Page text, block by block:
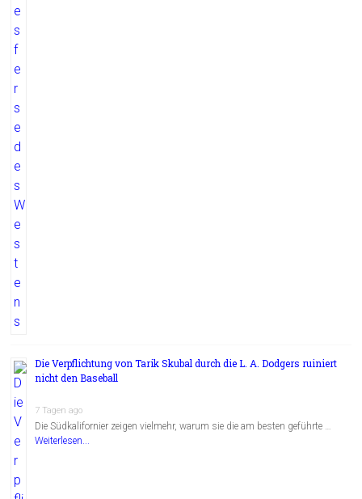
Die Verpflichtung von Tarik Skubal durch die L. A. Dodgers ruiniert
nicht den Baseball
7 Tagen ago
Die Südkalifornier zeigen vielmehr, warum sie die am besten geführte …
Weiterlesen...